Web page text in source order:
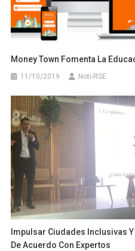
Money Town Fomenta La
11/10/2019 Noti-RSE
Impulsar Ciudades Inclusivas
De Acuerdo Con Expertos